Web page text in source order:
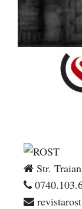
Str.